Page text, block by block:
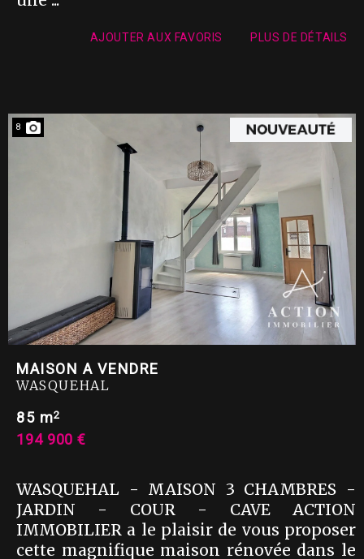
AJOUTER AUX FAVORIS PLUS DE DÉTAILS
8
MAISON A VENDRE
WASQUEHAL
85 m2
194 900 €
WASQUEHAL - MAISON 3 CHAMBRES -
JARDIN - COUR - CAVE ACTION
IMMOBILIER a le plaisir de vous proposer
cette magnifique maison rénovée dans le